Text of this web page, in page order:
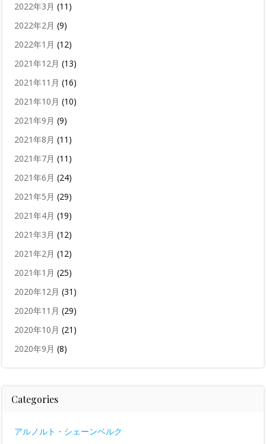
2022年3月 (11)
2022年2月 (9)
2022年1月 (12)
2021年12月 (13)
2021年11月 (16)
2021年10月 (10)
2021年9月 (9)
2021年8月 (11)
2021年7月 (11)
2021年6月 (24)
2021年5月 (29)
2021年4月 (19)
2021年3月 (12)
2021年2月 (12)
2021年1月 (25)
2020年12月 (31)
2020年11月 (29)
2020年10月 (21)
2020年9月 (8)
Categories
アルノルト・シェーンベルク